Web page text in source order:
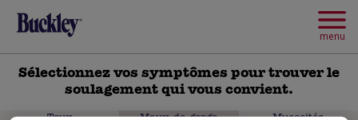
to
main
menu
Sélectionnez vos symptômes pour trouver le
soulagement qui vous convient.